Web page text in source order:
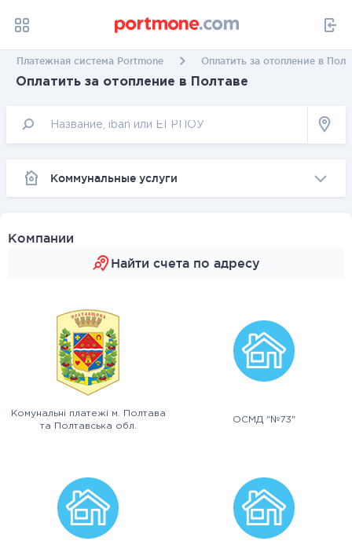
Платежная система Portmone Оплатить за отопление в
Оплатить за отопление в Полтаве
Коммунальные услуги
Компании
Найти счета по адресу
Комунальні платежі м. Полтава
та Полтавська обл.
ОСМД "№73"